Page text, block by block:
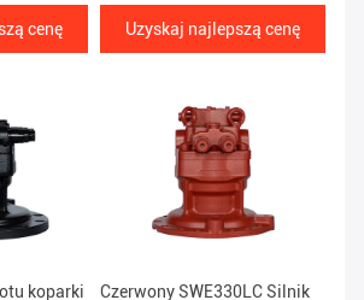
cenę Uzyskaj najlepszą cenę
koparki
Czerwony SWE330LC Silnik